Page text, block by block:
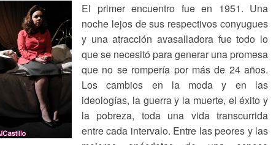
El primer encuentro fue en 1951. Una
noche lejos de sus respectivos conyugues
y una atracción avasalladora fue todo lo
que se necesitó para generar una promesa
que no se rompería por más de 24 años.
Los cambios en la moda y en las
ideologías, la guerra y la muerte, el éxito y
la pobreza, toda una vida transcurrida
entre cada intervalo. Entre las peores y las